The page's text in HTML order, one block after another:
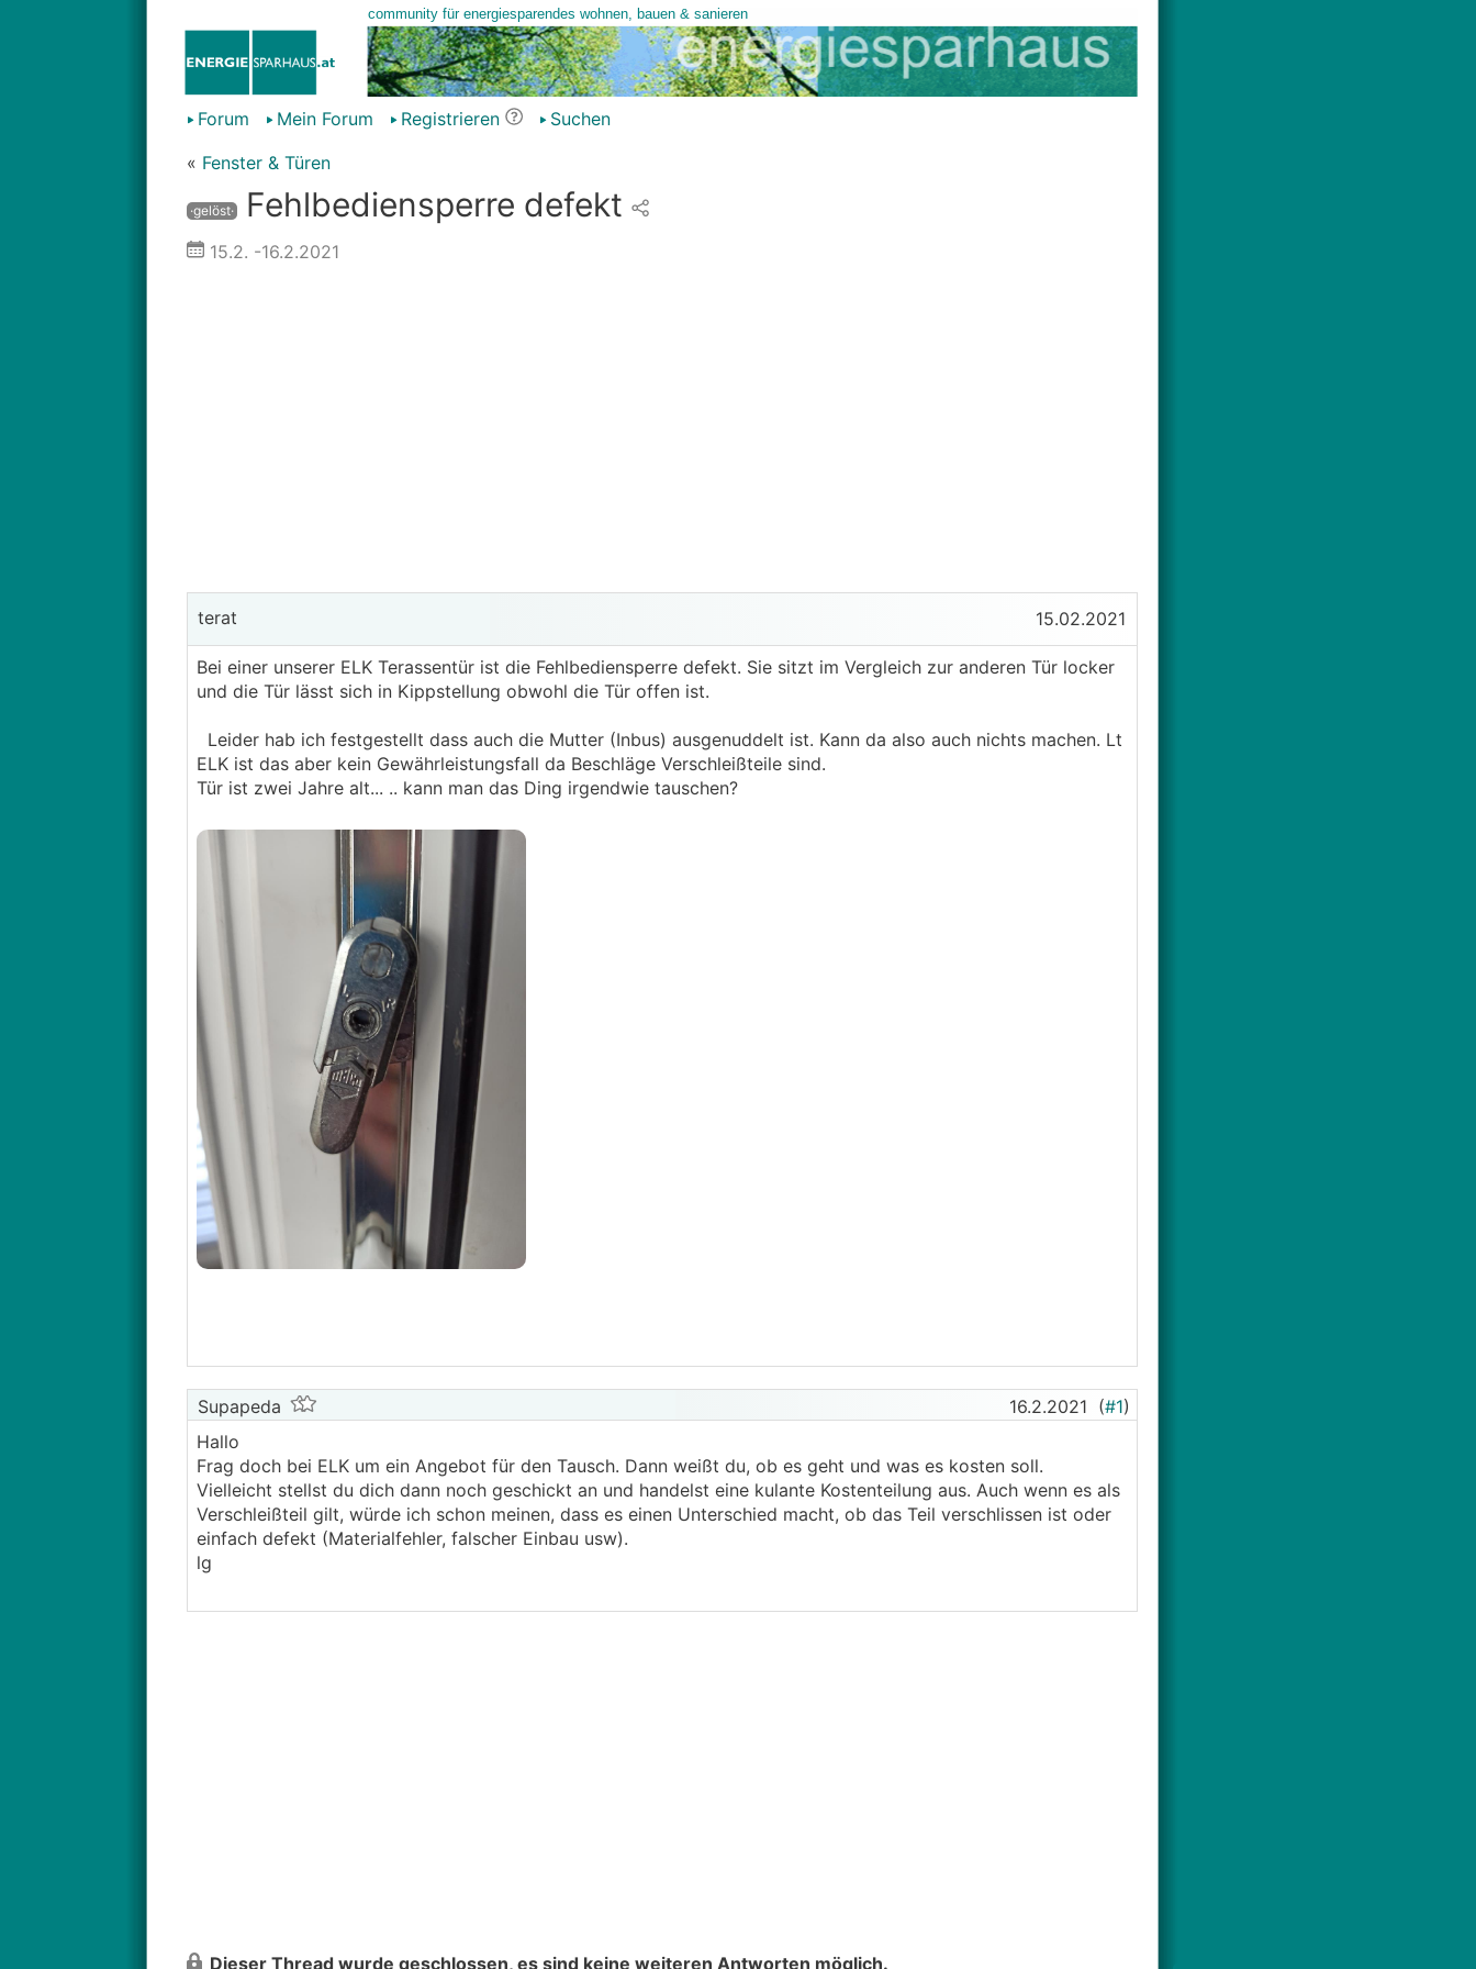
Forum Mein Forum Registrieren
Suchen
« Fenster & Türen
·gelöst· Fehlbediensperre defekt
15.2. -16.2.2021
terat 15.02.2021
Bei einer unserer ELK Terassentür ist die Fehlbediensperre defekt. Sie sitzt im Vergleich zur anderen Tür locker
und die Tür lässt sich in Kippstellung obwohl die Tür offen ist.
Leider hab ich festgestellt dass auch die Mutter (Inbus) ausgenuddelt ist. Kann da also auch nichts machen. Lt
ELK ist das aber kein Gewährleistungsfall da Beschläge Verschleißteile sind.
Tür ist zwei Jahre alt... .. kann man das Ding irgendwie tauschen?
Supapeda 16.2.2021 (#1)
Hallo
Frag doch bei ELK um ein Angebot für den Tausch. Dann weißt du, ob es geht und was es kosten soll.
Vielleicht stellst du dich dann noch geschickt an und handelst eine kulante Kostenteilung aus. Auch wenn es als
Verschleißteil gilt, würde ich schon meinen, dass es einen Unterschied macht, ob das Teil verschlissen ist oder
einfach defekt (Materialfehler, falscher Einbau usw).
lg
Dieser Thread wurde geschlossen, es sind keine weiteren Antworten möglich.